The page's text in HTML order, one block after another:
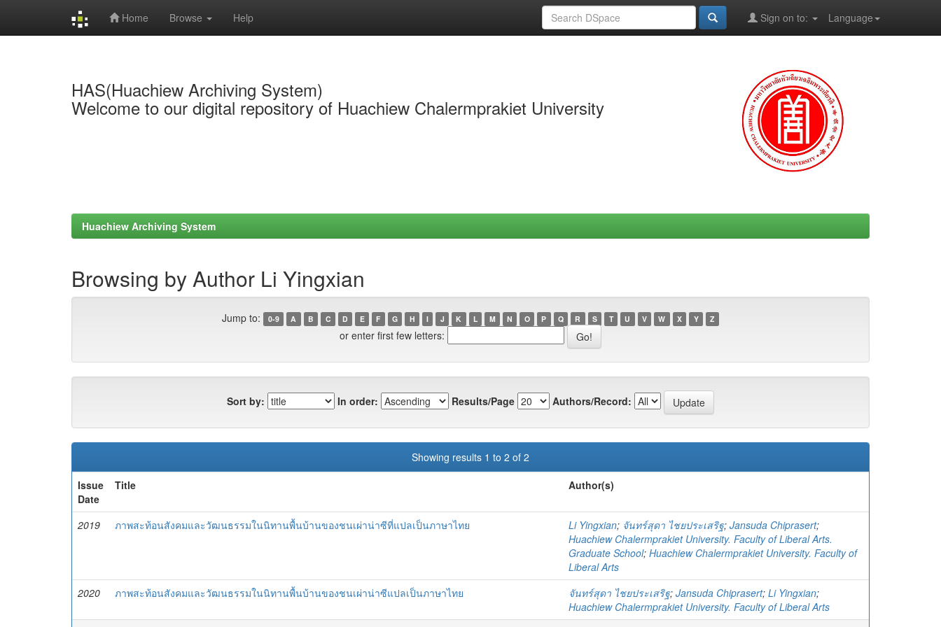
Home Browse Help Language
Sign on to:
HAS(Huachiew Archiving System)
Welcome to our digital repository of Huachiew Chalermprakiet University
Huachiew Archiving System
Browsing by Author Li Yingxian
Jump to: 0-9 A B C D E F G H I J K L M N O P Q R S T U V W X Y Z
or enter first few letters:
Sort by: In order: Results/Page Authors/Record:
Showing results 1 to 2 of 2
Issue
Date
Title Author(s)
2019 ภาพสะท้อนสังคมและวัฒนธรรมในนิทานพื้นบ้านของชนเผ่าน่าซีที่แปลเป็นภาษาไทย Li Yingxian; จันทร์สุดา ไชยประเสริฐ; Jansuda Chiprasert;
Huachiew Chalermprakiet University. Faculty of Liberal Arts.
Graduate School; Huachiew Chalermprakiet University. Faculty of
Liberal Arts
2020
ภาพสะท้อนสังคมและวัฒนธรรมในนิทานพื้นบ้านของชนเผ่าน่าซีแปลเป็นภาษาไทย จันทร์สุดา ไชยประเสริฐ; Jansuda Chiprasert; Li Yingxian;
Huachiew Chalermprakiet University. Faculty of Liberal Arts